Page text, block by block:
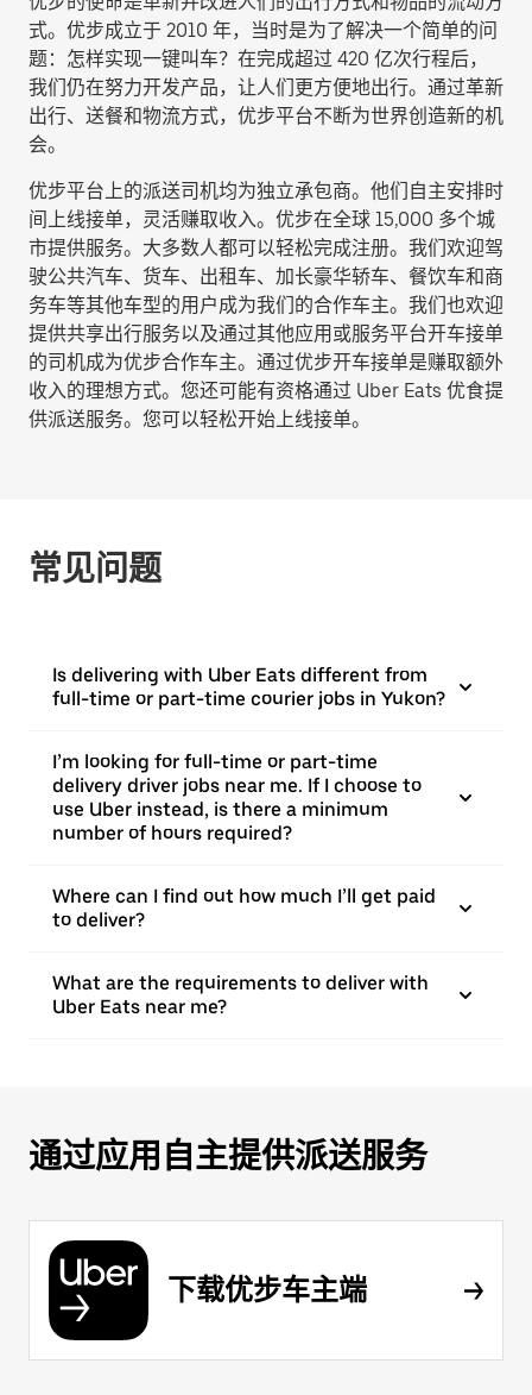
式。优步成立于 2010 年，当时是为了解决一个简单的问
题：怎样实现一键叫车？在完成超过 420 亿次行程后，
我们仍在努力开发产品，让人们更方便地出行。通过革新
出行、送餐和物流方式，优步平台不断为世界创造新的机
会。
优步平台上的派送司机均为独立承包商。他们自主安排时
间上线接单，灵活赚取收入。优步在全球 15,000 多个城
市提供服务。大多数人都可以轻松完成注册。我们欢迎驾
驶公共汽车、货车、出租车、加长豪华轿车、餐饮车和商
务车等其他车型的用户成为我们的合作车主。我们也欢迎
提供共享出行服务以及通过其他应用或服务平台开车接单
的司机成为优步合作车主。通过优步开车接单是赚取额外
收入的理想方式。您还可能有资格通过 Uber Eats 优食提
供派送服务。您可以轻松开始上线接单。
常见问题
Is delivering with Uber Eats different from
full-time or part-time courier jobs in Yukon?
I’m looking for full-time or part-time
delivery driver jobs near me. If I choose to
use Uber instead, is there a minimum
number of hours required?
Where can I find out how much I’ll get paid
to deliver?
What are the requirements to deliver with
Uber Eats near me?
通过应用自主提供派送服务
下载优步车主端